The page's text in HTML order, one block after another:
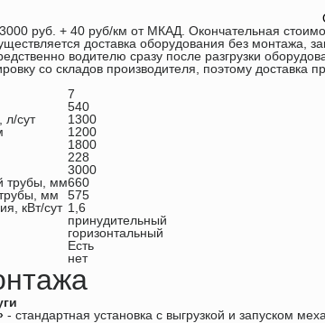
руб. + 40 руб/км от МКАД. Окончательная
доставка оборудования без монтажа,
водителю сразу после разгрузки
со складов производителя, поэтому доставка
7
540
л/сут
1300
1200
1800
228
3000
трубы, мм660
мм
575
кВт/сут 1,6
принудительный
горизонтальный
Есть
нет
- стандартная установка с выгрузкой и запуском